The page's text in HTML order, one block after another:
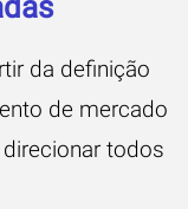
da definição
de mercado
todos